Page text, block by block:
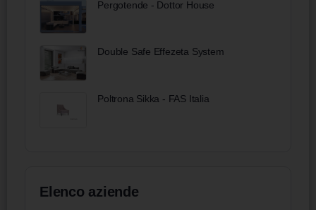
Pergotende - Dottor House
Double Safe Effezeta System
Poltrona Sikka - FAS Italia
Elenco aziende